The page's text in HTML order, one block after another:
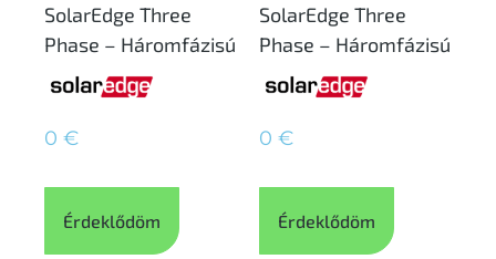
SolarEdge Three
Phase – Háromfázisú
0 €
Érdeklődöm
SolarEdge Three
Phase – Háromfázisú
0 €
Érdeklődöm